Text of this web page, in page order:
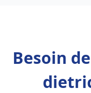
Besoin